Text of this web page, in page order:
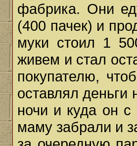
фабрика. Они
(400 пачек) и
муки стоил 1
живем и стал
покупателю,
оставлял
ночи и куда он
маму забрали и